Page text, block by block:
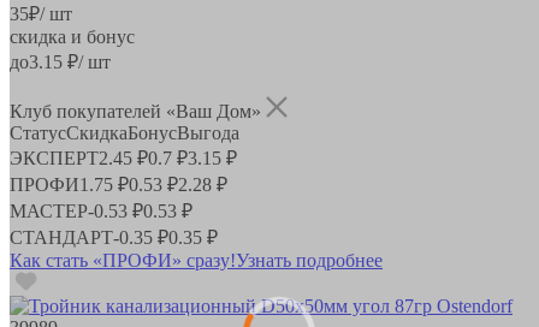
35₽/ шт
скидка и бонус
до3.15 ₽/ шт
Клуб покупателей «Ваш Дом»
СтатусСкидкаБонусВыгода
ЭКСПЕРТ2.45 ₽0.7 ₽3.15 ₽
ПРОФИ1.75 ₽0.53 ₽2.28 ₽
МАСТЕР-0.53 ₽0.53 ₽
СТАНДАРТ-0.35 ₽0.35 ₽
Как стать «ПРОФИ» сразу!Узнать подробнее